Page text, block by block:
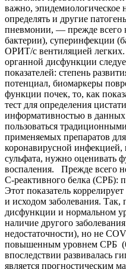
важно,
определять и другие
пневмонии, — прежде всего
бактерии), суперинфекции
ОРИТ/с вентиляцией
органной дисфункции
показателей: степень
потенциал, биомаркеры
функции почек, то, как
тест для определения
информативностью в
пользоваться
применяемых препаратов
коронавирусной инфекцией,
сульфата, нужно
воспаления. Прежде всего
С-реактивного белка
Этот показатель
и исходом заболевания. Так,
дисфункции и нормальном
наличие другого
недостаточности), но не
повышенным уровнем СРБ
впоследствии развивалась
является прогностическим